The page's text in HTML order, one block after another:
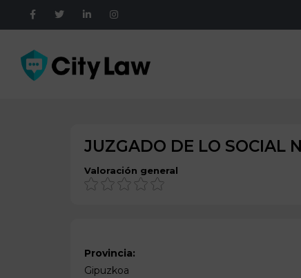
JUZGADO DE LO SOCIAL
Valoración general
Provincia:
Gipuzkoa